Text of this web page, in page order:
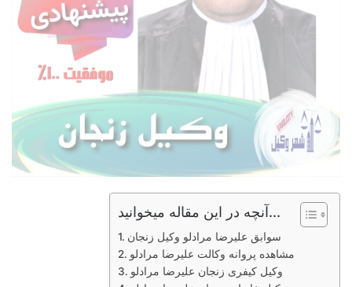
آنچه در این مقاله میخوانید...
سوابق علیرضا مرادلو وکیل زنجان
مشاهده پروانه وکالت علیرضا مرادلو
وکیل کیفری زنجان علیرضا مرادلو